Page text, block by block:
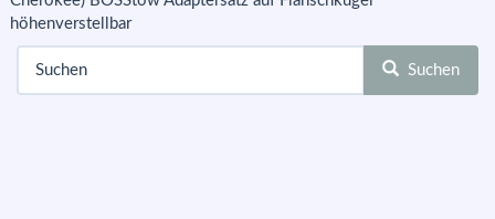
höhenverstellbar
Suchen